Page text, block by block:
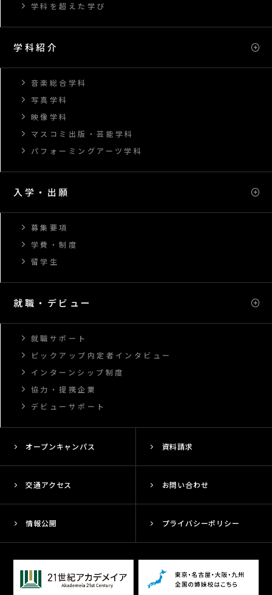
学科を超えた学び
学科紹介
音楽総合学科
写真学科
映像学科
マスコミ出版・芸能学科
パフォーミングアーツ学科
入学・出願
募集要項
学費・制度
留学生
就職・デビュー
就職サポート
ピックアップ内定者インタビュー
インターンシップ制度
協力・提携企業
デビューサポート
オープンキャンパス 資料請求
交通アクセス お問い合わせ
情報公開 プライバシーポリシー